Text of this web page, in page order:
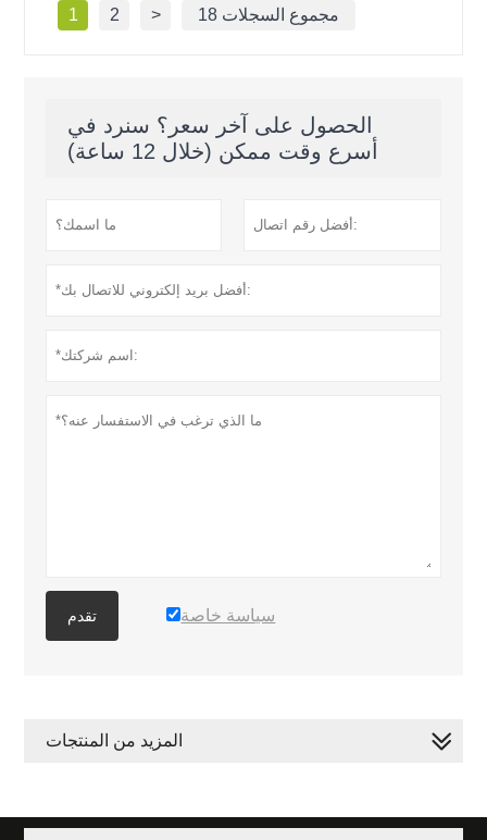
1 2 > 18 مجموع السجلات
الحصول على آخر سعر؟ سنرد في
أسرع وقت ممكن (خلال 12 ساعة)
تقدم سياسة خاصة
المزيد من المنتجات